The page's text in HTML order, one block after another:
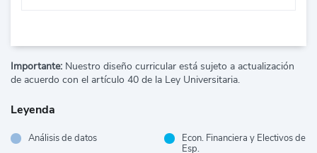
Importante: Nuestro diseño curricular está sujeto a actualización
de acuerdo con el artículo 40 de la Ley Universitaria.
Leyenda
Análisis de datos
Econ. Financiera y Electivos de
Esp.